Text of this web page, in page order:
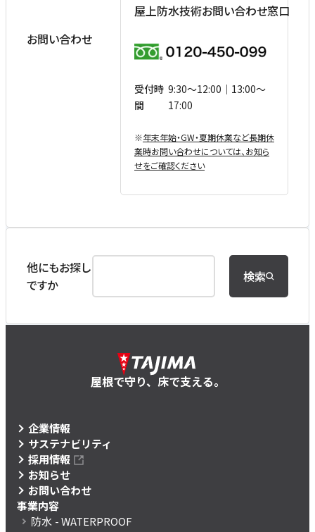
お問い合わせ
屋上防水技術お問い合わせ窓口
受付時
間
9:30〜12:00｜13:00〜
17:00
※年末年始・GW・夏期休業など⻑期休
業時お問い合わせについては、お知ら
せをご確認ください
他にもお探し
ですか
検索
屋根で守り、床で支える。
企業情報
サステナビリティ
採用情報
お知らせ
お問い合わせ
事業内容
防水 - WATERPROOF